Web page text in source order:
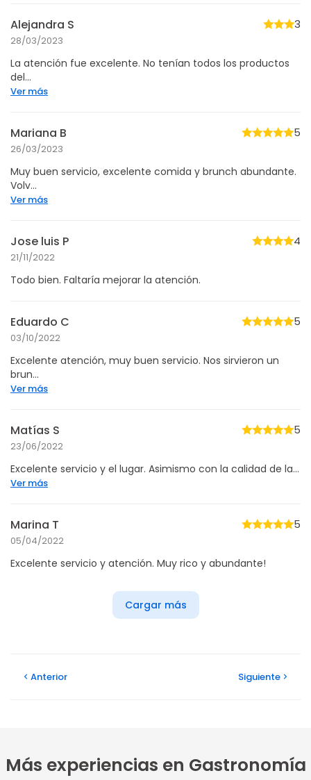
Alejandra S
28/03/2023
3
La atención fue excelente. No tenían todos los productos
del...
Ver más
Mariana B
26/03/2023
5
Muy buen servicio, excelente comida y brunch abundante.
Volv...
Ver más
Jose luis P
21/11/2022
4
Todo bien. Faltaría mejorar la atención.
Eduardo C
03/10/2022
5
Excelente atención, muy buen servicio. Nos sirvieron un
brun...
Ver más
Matías S
23/06/2022
5
Excelente servicio y el lugar. Asimismo con la calidad de la...
Ver más
Marina T
05/04/2022
5
Excelente servicio y atención. Muy rico y abundante!
Cargar más
Anterior Siguiente
Más experiencias en Gastronomía